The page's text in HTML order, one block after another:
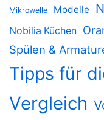
Mikrowelle Modelle
Nobilia Küchen
Spülen &
Tipps für
Vergleich